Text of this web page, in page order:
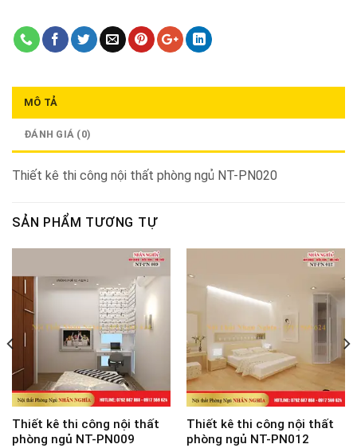
MÔ TẢ
ĐÁNH GIÁ (0)
Thiết kê thi công nội thất phòng ngủ NT-PN020
SẢN PHẨM TƯƠNG TỰ
Thiết kê thi công nội thất
phòng ngủ NT-PN009
Thiết kê thi công nội thất
phòng ngủ NT-PN012